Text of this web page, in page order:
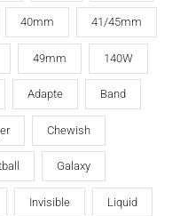
40mm 41/45mm
49mm 140W
Adapte Band
Chewish
Galaxy
Invisible Liquid